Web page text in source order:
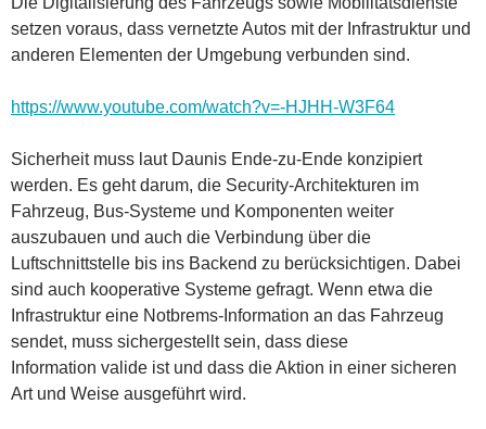
setzen voraus, dass vernetzte Autos mit der Infrastruktur und
anderen Elementen der Umgebung verbunden sind.
https://www.youtube.com/watch?v=-HJHH-W3F64
Sicherheit muss laut Daunis Ende-zu-Ende konzipiert
werden. Es geht darum, die Security-Architekturen im
Fahrzeug, Bus-Systeme und Komponenten weiter
auszubauen und auch die Verbindung über die
Luftschnittstelle bis ins Backend zu berücksichtigen. Dabei
sind auch kooperative Systeme gefragt. Wenn etwa die
Infrastruktur eine Notbrems-Information an das Fahrzeug
sendet, muss sichergestellt sein, dass diese
Information valide ist und dass die Aktion in einer sicheren
Art und Weise ausgeführt wird.